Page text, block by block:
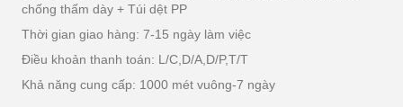
chống thấm dày + Túi dệt PP
Thời gian giao hàng: 7-15 ngày làm việc
Điều khoản thanh toán: L/C,D/A,D/P,T/T
Khả năng cung cấp: 1000 mét vuông-7 ngày